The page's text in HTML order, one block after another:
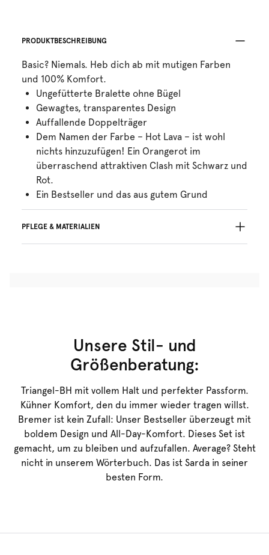
PRODUKTBESCHREIBUNG
Basic? Niemals. Heb dich ab mit mutigen Farben
und 100% Komfort.
Ungefütterte Bralette ohne Bügel
Gewagtes, transparentes Design
Auffallende Doppelträger
Dem Namen der Farbe – Hot Lava – ist wohl
nichts hinzuzufügen! Ein Orangerot im
überraschend attraktiven Clash mit Schwarz und
Rot.
Ein Bestseller und das aus gutem Grund
PFLEGE & MATERIALIEN
Unsere Stil- und
Größenberatung:
Triangel-BH mit vollem Halt und perfekter Passform.
Kühner Komfort, den du immer wieder tragen willst.
Bremer ist kein Zufall: Unser Bestseller überzeugt mit
boldem Design und All-Day-Komfort. Dieses Set ist
gemacht, um zu bleiben und aufzufallen. Average? Steht
nicht in unserem Wörterbuch. Das ist Sarda in seiner
besten Form.